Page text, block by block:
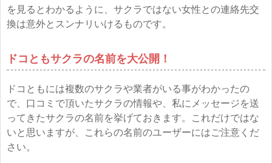
を見るとわかるように、サクラではない女性との連絡先交
換は意外とスンナリいけるものです。
ドコともサクラの名前を大公開！
ドコともには複数のサクラや業者がいる事がわかったの
で、口コミで頂いたサクラの情報や、私にメッセージを送
ってきたサクラの名前を挙げておきます。これだけではな
いと思いますが、これらの名前のユーザーにはご注意くだ
さい。